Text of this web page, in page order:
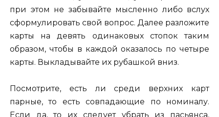
при этом не забывайте мысленно либо вслух
сформулировать свой вопрос. Далее разложите
карты на девять одинаковых стопок таким
образом, чтобы в каждой оказалось по четыре
карты. Выкладывайте их рубашкой вниз.
Посмотрите, есть ли среди верхних карт
парные, то есть совпадающие по номиналу.
Если да, то их следует убрать из пасьянса,